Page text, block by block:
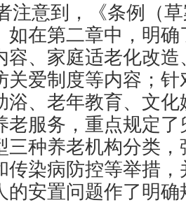
注意到，《条例（
如在第二章中，明
容、家庭适老化改
关爱制度等内容；
浴、老年教育、文
老服务，重点规定
三种养老机构分类
传染病防控等举措
的安置问题作了明确